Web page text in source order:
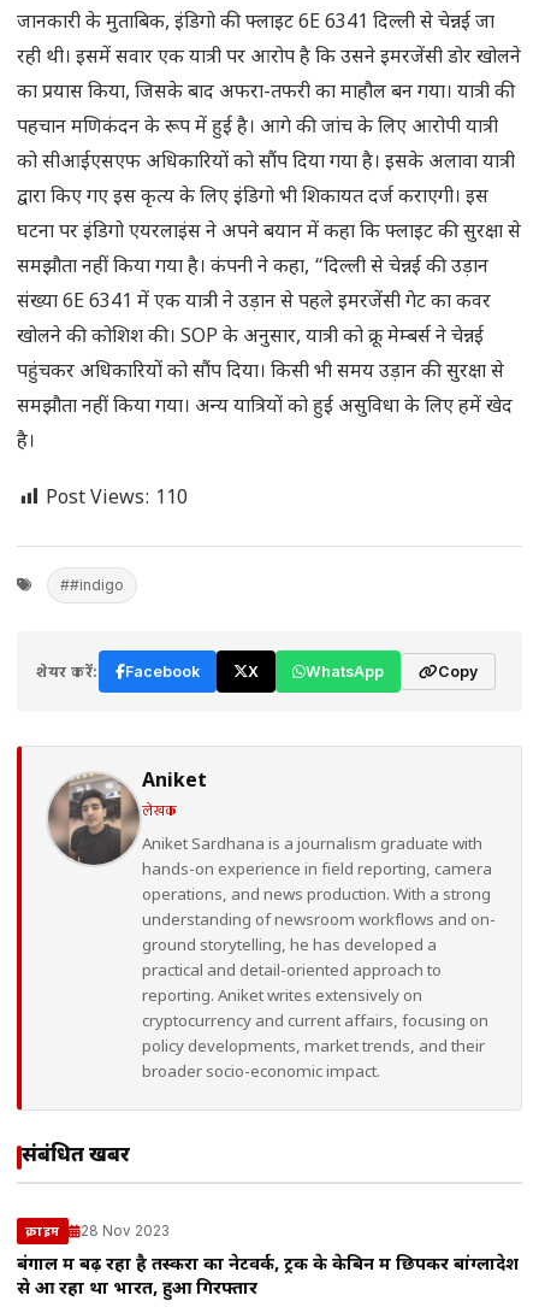
जानकारी के मुताबिक, इंडिगो की फ्लाइट 6E 6341 दिल्ली से चेन्नई जा
रही थी। इसमें सवार एक यात्री पर आरोप है कि उसने इमरजेंसी डोर खोलने
का प्रयास किया, जिसके बाद अफरा-तफरी का माहौल बन गया। यात्री की
पहचान मणिकंदन के रूप में हुई है। आगे की जांच के लिए आरोपी यात्री
को सीआईएसएफ अधिकारियों को सौंप दिया गया है। इसके अलावा यात्री
द्वारा किए गए इस कृत्य के लिए इंडिगो भी शिकायत दर्ज कराएगी। इस
घटना पर इंडिगो एयरलाइंस ने अपने बयान में कहा कि फ्लाइट की सुरक्षा से
समझौता नहीं किया गया है। कंपनी ने कहा, “दिल्ली से चेन्नई की उड़ान
संख्या 6E 6341 में एक यात्री ने उड़ान से पहले इमरजेंसी गेट का कवर
खोलने की कोशिश की। SOP के अनुसार, यात्री को क्रू मेम्बर्स ने चेन्नई
पहुंचकर अधिकारियों को सौंप दिया। किसी भी समय उड़ान की सुरक्षा से
समझौता नहीं किया गया। अन्य यात्रियों को हुई असुविधा के लिए हमें खेद
है।
Post Views: 110
##indigo
शेयर करें: Facebook X WhatsApp Copy
Aniket
लेखक
Aniket Sardhana is a journalism graduate with
hands-on experience in field reporting, camera
operations, and news production. With a strong
understanding of newsroom workflows and on-
ground storytelling, he has developed a
practical and detail-oriented approach to
reporting. Aniket writes extensively on
cryptocurrency and current affairs, focusing on
policy developments, market trends, and their
broader socio-economic impact.
संबंधित खबरें
क्राइम 28 Nov 2023
बंगाल में बढ़ रहा है तस्करों का नेटवर्क, ट्रक के केबिन में छिपकर बांग्लादेश
से आ रहा था भारत, हुआ गिरफ्तार